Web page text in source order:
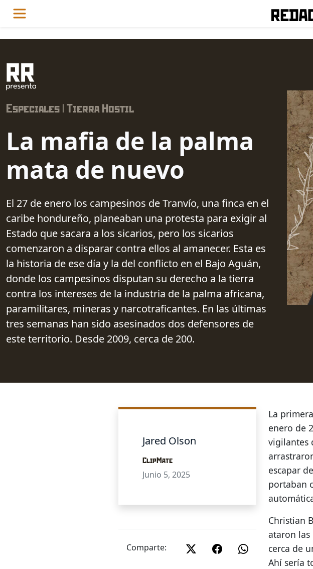
Especiales | Tierra Hostil
La mafia de la palma
mata de nuevo
El 27 de enero los campesinos de Tranvío, una finca en el
caribe hondureño, planeaban una protesta para exigir al
Estado que sacara a los sicarios, pero los sicarios
comenzaron a disparar contra ellos al amanecer. Esta es
la historia de ese día y la del conflicto en el Bajo Aguán,
donde los campesinos disputan su derecho a la tierra
contra los intereses de la industria de la palma africana,
paramilitares, mineras y narcotraficantes. En las últimas
tres semanas han sido asesinados dos defensores de
este territorio. Desde 2009, cerca de 200.
Jared Olson
ClipMate
Junio 5, 2025
Comparte:
La
enero de
vigilantes
escapar
portaban
Christian
ataron las
cerca de
Ahí sería